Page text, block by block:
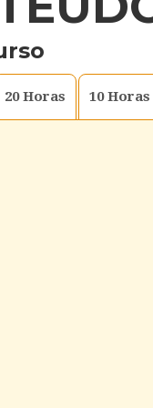
20Horas 10Horas